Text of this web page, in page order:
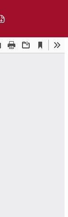
Descargar PDF